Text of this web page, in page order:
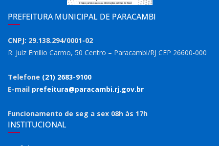
PREFEITURA MUNICIPAL DE PARACAMBI
CNPJ: 29.138.294/0001-02
R. Juíz Emílio Carmo, 50 Centro – Paracambi/RJ CEP 26600-000
Telefone (21) 2683-9100
E-mail prefeitura@paracambi.rj.gov.br
Funcionamento de seg a sex 08h às 17h
INSTITUCIONAL